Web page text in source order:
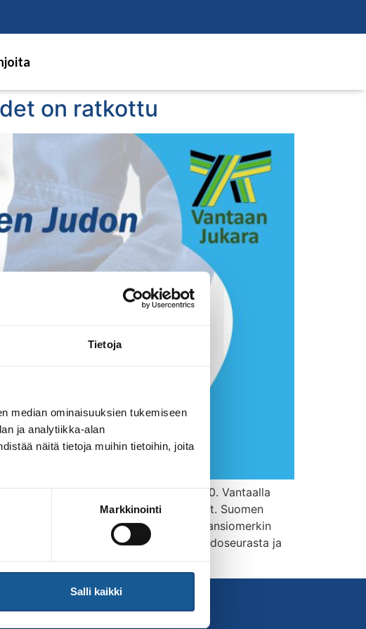
Tietoja
median ominaisuuksien tukemiseen
ja analytiikka-alan
näitä tietoja muihin tietoihin, joita
Markkinointi
Salli kaikki
on ratkottu
jotka oteltiin lauantaina 1.10. Vantaalla
pyyteettömästi töitä tehneet henkilöt. Suomen
Markku Ilvoselle kultaisen ansiomerkin
Jukka-Pekka Jokisen Riihimäen Judoseurasta ja